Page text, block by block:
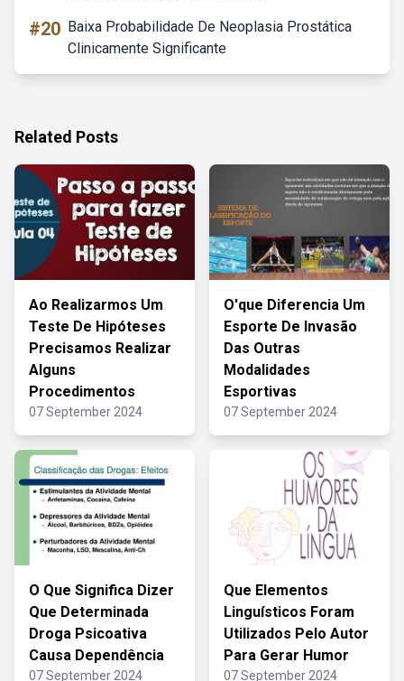
#20 Baixa Probabilidade De Neoplasia Prostática
Clinicamente Significante
Related Posts
Ao Realizarmos Um
Teste De Hipóteses
Precisamos Realizar
Alguns
Procedimentos
07 September 2024
O'que Diferencia Um
Esporte De Invasão
Das Outras
Modalidades
Esportivas
07 September 2024
O Que Significa Dizer
Que Determinada
Droga Psicoativa
Causa Dependência
07 September 2024
Que Elementos
Linguísticos Foram
Utilizados Pelo Autor
Para Gerar Humor
07 September 2024